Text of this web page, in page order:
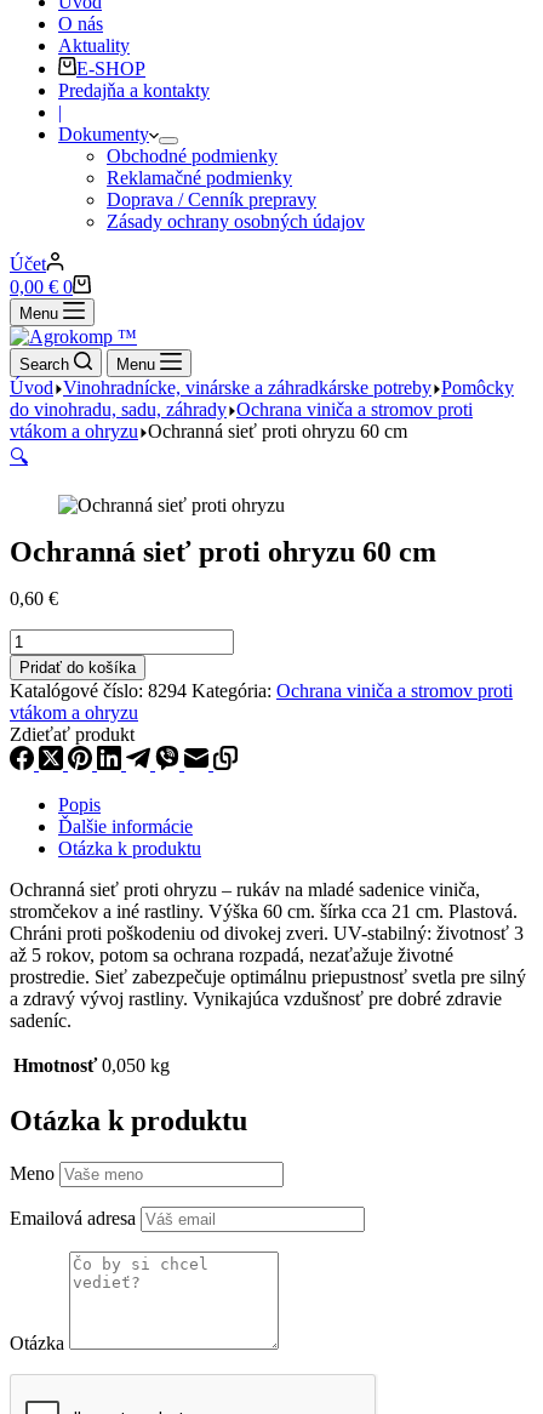
O nás
Aktuality
E-SHOP
Predajňa a kontakty
|
Dokumenty
Obchodné podmienky
Reklamačné podmienky
Doprava / Cenník prepravy
Zásady ochrany osobných údajov
Účet
Nákupný
košík
0,00 € 0
Menu
Search Menu
Úvod Vinohradnícke, vinárske a záhradkárske potreby Pomôcky
do vinohradu, sadu, záhrady Ochrana viniča a stromov proti
vtákom a ohryzu Ochranná sieť proti ohryzu 60 cm
🔍
Ochranná sieť proti ohryzu 60 cm
0,60 €
množstvo
Ochranná
sieť
proti
ohryzu
60
cm
Pridať do košíka
Katalógové číslo: 8294 Kategória: Ochrana viniča a stromov proti
vtákom a ohryzu
Zdieťať produkt
Popis
Ďalšie informácie
Otázka k produktu
Ochranná sieť proti ohryzu – rukáv na mladé sadenice viniča,
stromčekov a iné rastliny. Výška 60 cm. šírka cca 21 cm. Plastová.
Chráni proti poškodeniu od divokej zveri. UV-stabilný: životnosť 3
až 5 rokov, potom sa ochrana rozpadá, nezaťažuje životné
prostredie. Sieť zabezpečuje optimálnu priepustnosť svetla pre silný
a zdravý vývoj rastliny. Vynikajúca vzdušnosť pre dobré zdravie
sadeníc.
Hmotnosť 0,050 kg
Otázka k produktu
Meno
Emailová adresa
Otázka